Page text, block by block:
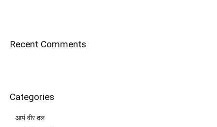
Recent Comments
Categories
आर्य वीर दल